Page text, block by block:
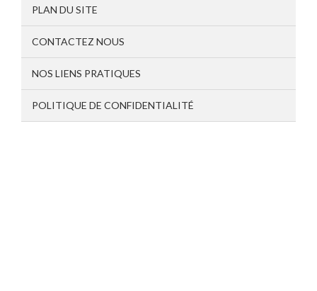
PLAN DU SITE
CONTACTEZ NOUS
NOS LIENS PRATIQUES
POLITIQUE DE CONFIDENTIALITÉ